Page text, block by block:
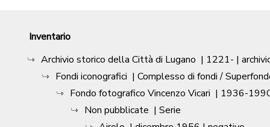
Inventario
Archivio storico della Città di Lugano | 1221- |
Fondi iconografici | Complesso di fondi /
Fondo fotografico Vincenzo Vicari | 1936-
Non pubblicate | Serie